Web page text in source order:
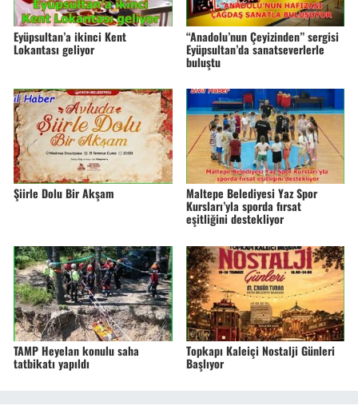
Eyüpsultan’a ikinci Kent
Lokantası geliyor
“Anadolu’nun Çeyizinden” sergisi
Eyüpsultan’da sanatseverlerle
buluştu
Şiirle Dolu Bir Akşam Maltepe Belediyesi Yaz Spor
Kursları’yla sporda fırsat
eşitliğini destekliyor
TAMP Heyelan konulu saha
tatbikatı yapıldı
Topkapı Kaleiçi Nostalji Günleri
Başlıyor